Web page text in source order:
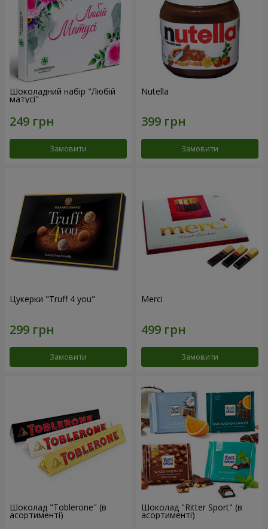
Шоколадний набір "Любій
матусі"
Замовити
Nutella
Замовити
Цукерки "Truff 4 you"
Замовити
Merci
Замовити
Шоколад "Toblerone" (в
асортименті)
Шоколад "Ritter Sport" (в
асортименті)